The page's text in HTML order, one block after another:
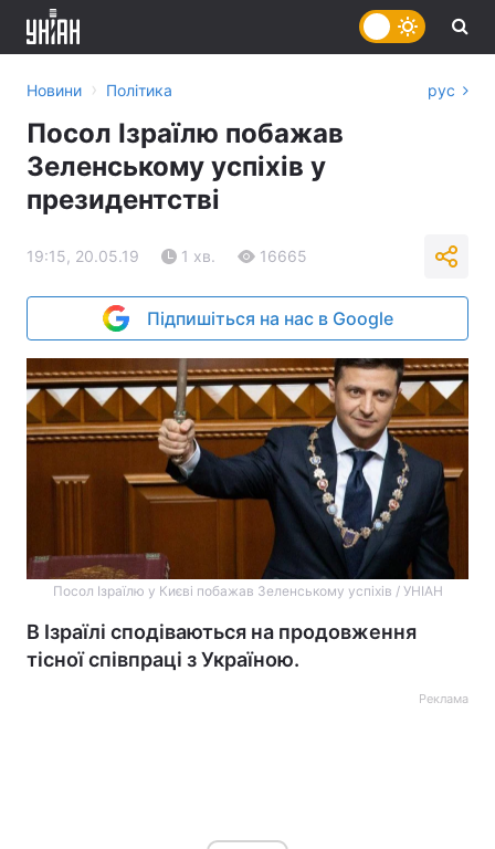
Новини › Політика рус
Посол Ізраїлю побажав
Зеленському успіхів у
президентстві
19:15, 20.05.19 1 хв. 16665
Підпишіться на нас в Google
Посол Ізраїлю у Києві побажав Зеленському успіхів / УНІАН
В Ізраїлі сподіваються на продовження
тісної співпраці з Україною.
Реклама